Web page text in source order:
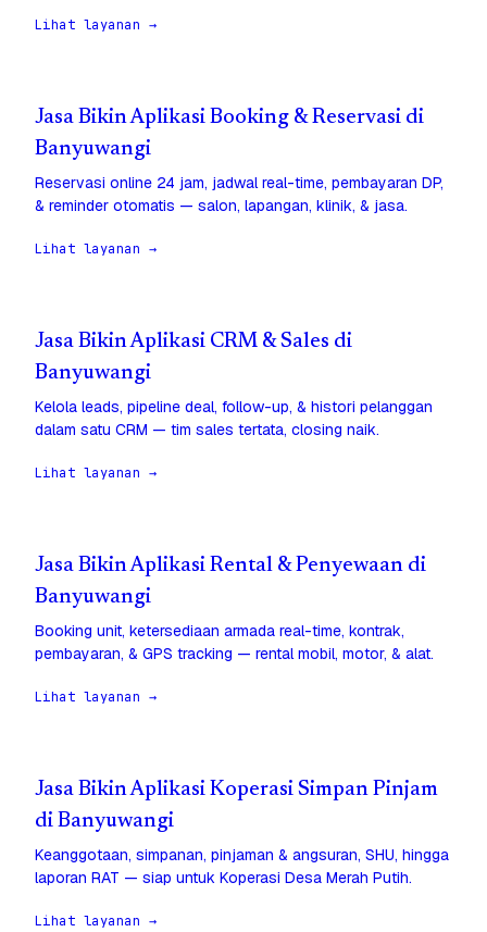
Lihat layanan →
Jasa Bikin Aplikasi Booking & Reservasi di
Banyuwangi
Reservasi online 24 jam, jadwal real-time, pembayaran DP,
& reminder otomatis — salon, lapangan, klinik, & jasa.
Lihat layanan →
Jasa Bikin Aplikasi CRM & Sales di
Banyuwangi
Kelola leads, pipeline deal, follow-up, & histori pelanggan
dalam satu CRM — tim sales tertata, closing naik.
Lihat layanan →
Jasa Bikin Aplikasi Rental & Penyewaan di
Banyuwangi
Booking unit, ketersediaan armada real-time, kontrak,
pembayaran, & GPS tracking — rental mobil, motor, & alat.
Lihat layanan →
Jasa Bikin Aplikasi Koperasi Simpan Pinjam
di Banyuwangi
Keanggotaan, simpanan, pinjaman & angsuran, SHU, hingga
laporan RAT — siap untuk Koperasi Desa Merah Putih.
Lihat layanan →